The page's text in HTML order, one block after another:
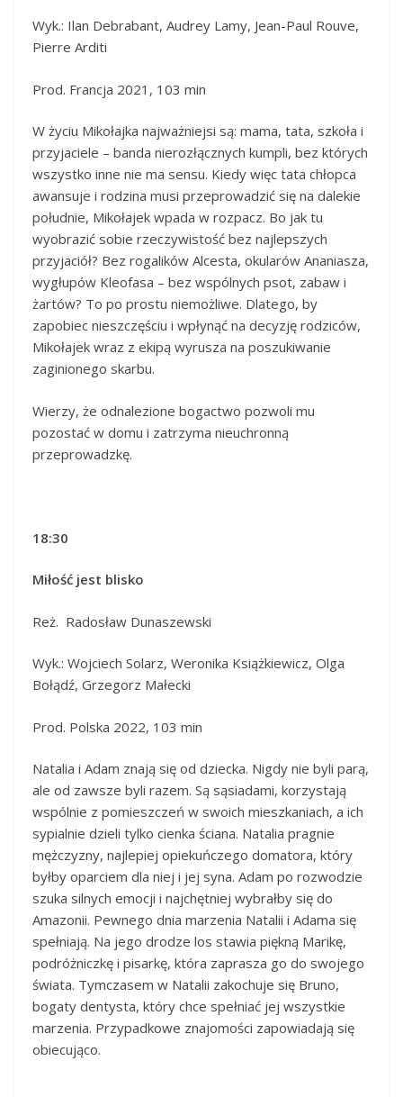
Wyk.: Ilan Debrabant, Audrey Lamy, Jean-Paul Rouve,
Pierre Arditi
Prod. Francja 2021, 103 min
W życiu Mikołajka najważniejsi są: mama, tata, szkoła i
przyjaciele – banda nierozłącznych kumpli, bez których
wszystko inne nie ma sensu. Kiedy więc tata chłopca
awansuje i rodzina musi przeprowadzić się na dalekie
południe, Mikołajek wpada w rozpacz. Bo jak tu
wyobrazić sobie rzeczywistość bez najlepszych
przyjaciół? Bez rogalików Alcesta, okularów Ananiasza,
wygłupów Kleofasa – bez wspólnych psot, zabaw i
żartów? To po prostu niemożliwe. Dlatego, by
zapobiec nieszczęściu i wpłynąć na decyzję rodziców,
Mikołajek wraz z ekipą wyrusza na poszukiwanie
zaginionego skarbu.
Wierzy, że odnalezione bogactwo pozwoli mu
pozostać w domu i zatrzyma nieuchronną
przeprowadzkę.
18:30
Miłość jest blisko
Reż. Radosław Dunaszewski
Wyk.: Wojciech Solarz, Weronika Książkiewicz, Olga
Bołądź, Grzegorz Małecki
Prod. Polska 2022, 103 min
Natalia i Adam znają się od dziecka. Nigdy nie byli parą,
ale od zawsze byli razem. Są sąsiadami, korzystają
wspólnie z pomieszczeń w swoich mieszkaniach, a ich
sypialnie dzieli tylko cienka ściana. Natalia pragnie
mężczyzny, najlepiej opiekuńczego domatora, który
byłby oparciem dla niej i jej syna. Adam po rozwodzie
szuka silnych emocji i najchętniej wybrałby się do
Amazonii. Pewnego dnia marzenia Natalii i Adama się
spełniają. Na jego drodze los stawia piękną Marikę,
podróżniczkę i pisarkę, która zaprasza go do swojego
świata. Tymczasem w Natalii zakochuje się Bruno,
bogaty dentysta, który chce spełniać jej wszystkie
marzenia. Przypadkowe znajomości zapowiadają się
obiecująco.